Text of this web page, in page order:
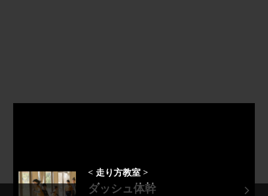
< 走り方教室 >
ダッシュ体幹